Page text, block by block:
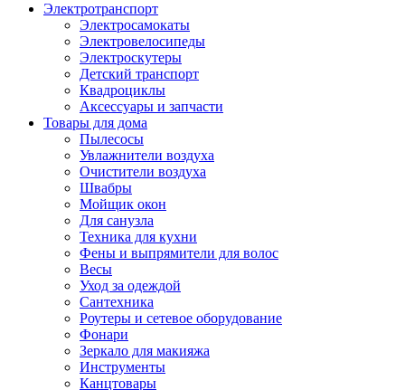
Электротранспорт
Электросамокаты
Электровелосипеды
Электроскутеры
Детский транспорт
Квадроциклы
Аксессуары и запчасти
Товары для дома
Пылесосы
Увлажнители воздуха
Очистители воздуха
Швабры
Мойщик окон
Для санузла
Техника для кухни
Фены и выпрямители для волос
Весы
Уход за одеждой
Сантехника
Роутеры и сетевое оборудование
Фонари
Зеркало для макияжа
Инструменты
Канцтовары